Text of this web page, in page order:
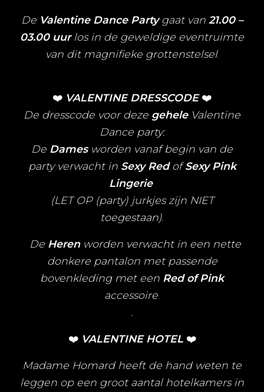
De Valentine Dance Partygaat van 21.00 –
03.00 uur los in de geweldige eventruimte
van dit magnifieke grottenstelsel.
❤️ VALENTINE DRESSCODE❤️
De dresscode voor deze geheleValentine
Dance party:
De Damesworden vanaf begin van de
party verwacht in Sexy RedofSexy Pink
Lingerie
(LET OP (party) jurkjes zijn NIET
toegestaan)
De Herenworden verwacht in een nette
donkere pantalon met passende
bovenkleding met een Red of Pink
accessoire
.
❤️VALENTINE HOTEL❤️
Madame Homard heeft de hand weten te
leggen op een groot aantal hotelkamers in